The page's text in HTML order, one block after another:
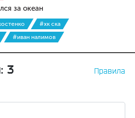
за океан
#хк ска
#иван налимов
3 Правила